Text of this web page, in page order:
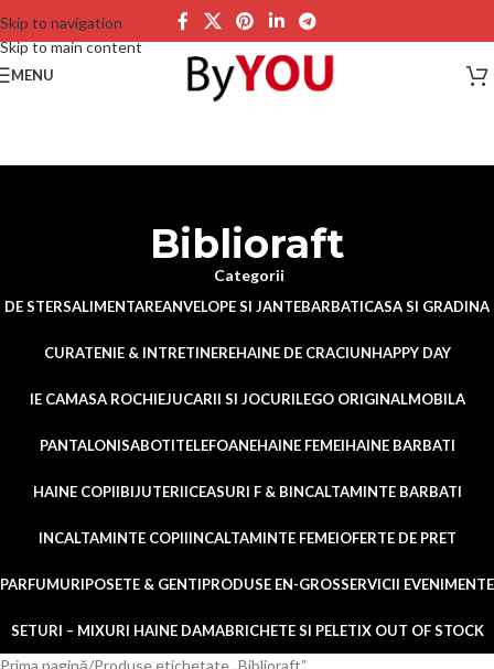
Skip to navigation
Skip to main content
MENU
Biblioraft
Categorii
DE STERSALIMENTAREANVELOPE SI JANTEBARBATICASA SI GRADINA
CURATENIE & INTRETINEREHAINE DE CRACIUNHAPPY DAY
IE CAMASA ROCHIEJUCARII SI JOCURILEGO ORIGINALMOBILA
PANTALONISABOTITELEFOANEHAINE FEMEIHAINE BARBATI
HAINE COPIIBIJUTERIICEASURI F & BINCALTAMINTE BARBATI
INCALTAMINTE COPIIINCALTAMINTE FEMEIOFERTE DE PRET
PARFUMURIPOSETE & GENTIPRODUSE EN-GROSSERVICII EVENIMENTE
SETURI – MIXURI HAINE DAMABRICHETE SI PELETIX OUT OF STOCK
Prima pagină Produse etichetate „Biblioraft”